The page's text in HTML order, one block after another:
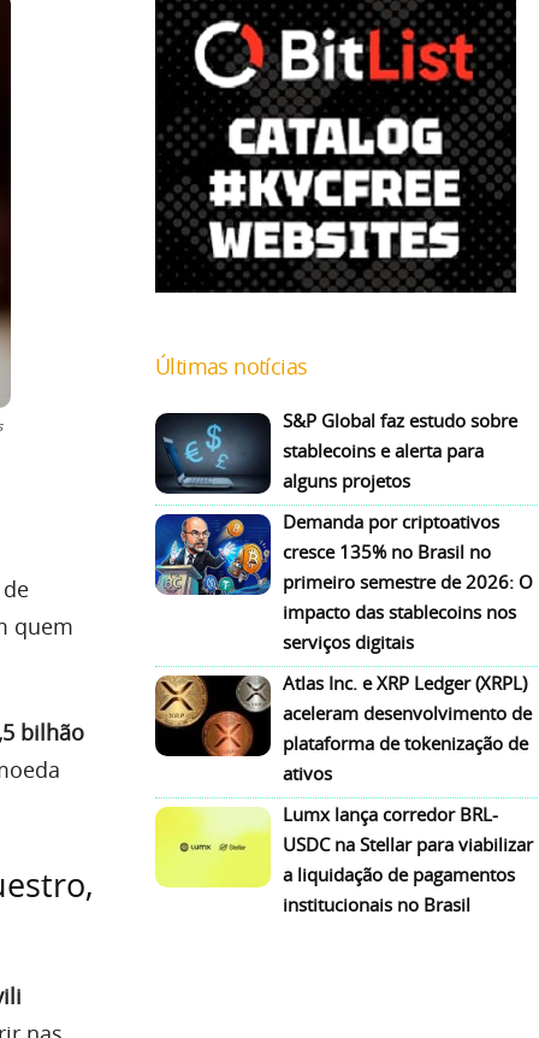
quem
bilhão
Últimas notícias
S&P Global faz estudo sobre
stablecoins e alerta para
alguns projetos
Demanda por criptoativos
cresce 135% no Brasil no
primeiro semestre de 2026: O
impacto das stablecoins nos
serviços digitais
Atlas Inc. e XRP Ledger (XRPL)
aceleram desenvolvimento de
plataforma de tokenização de
ativos
Lumx lança corredor BRL-
USDC na Stellar para viabilizar
a liquidação de pagamentos
institucionais no Brasil